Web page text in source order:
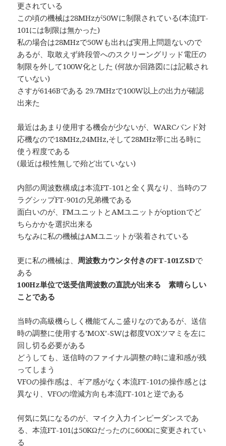
更されている
この頃の機械は28MHzが50Wに制限されている(本流FT-
101には制限は無かった)
私の場合は28MHzで50Wも出れば実用上問題ないので
あるが、取敢えず終段管へのスクリーングリッド電圧の
制限を外して100W化とした (何故か回路図には記載され
ていない)
さすが6146Bである 29.7MHzで100W以上の出力が確認
出来た
最近はあまり使用する機会が少ないが、WARCバンド対
応機なので18MHz,24MHz,そして28MHz帯に出る時に
使う程度である
(最近は根性無しで殆ど出ていない)
内部の周波数構成は本流FT-101と全く異なり、当時のフ
ラグシップFT-901の兄弟機である
面白いのが、FMユニットとAMユニットがoptionでど
ちらかかを選択出来る
ちなみに私の機械はAMユニットが装着されている
更に私の機械は、 周波数カウンタ付きのFT-101ZSDで
ある
100Hz単位で送受信周波数の直読が出来る 素晴らしい
ことである
当時の高級機らしく機能てんこ盛りなのであるが、送信
時の調整に使用する’MOX’-SWは都度VOXツマミを左に
回し切る必要がある
どうしても、送信時のファイナル調整の時に違和感が残
ってしまう
VFOの操作感は、ギア感がなく本流FT-101の操作感とは
異なり、VFOの増減方向も本流FT-101と逆である
何気に気になるのが、マイク入力インピーダンスであ
る、本流FT-101は50KΩだったのに600Ωに変更されてい
る